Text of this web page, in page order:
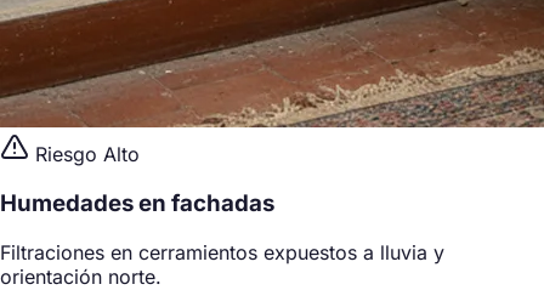
Riesgo Alto
Humedades en fachadas
Filtraciones en cerramientos expuestos a lluvia y
orientación norte.